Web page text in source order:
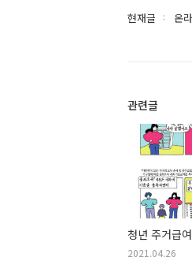
현재글 온
관련글
청년 주거급
2021.04.26